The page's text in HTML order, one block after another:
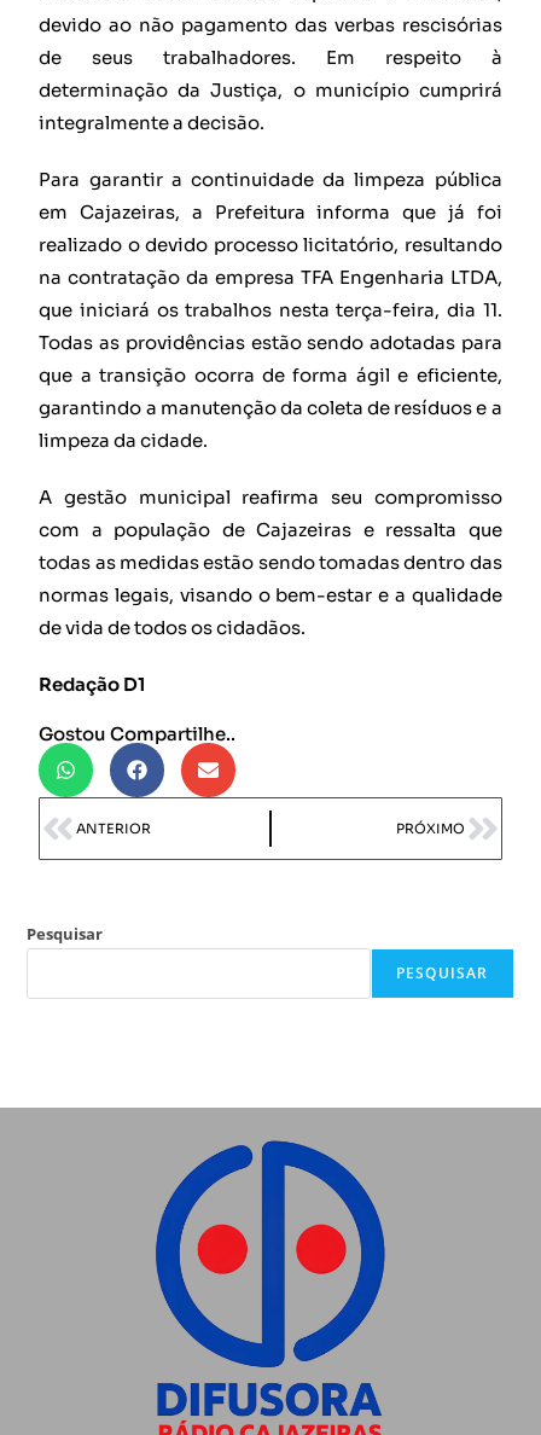
devido ao não pagamento das verbas rescisórias
de seus trabalhadores. Em respeito à
determinação da Justiça, o município cumprirá
integralmente a decisão.
Para garantir a continuidade da limpeza pública
em Cajazeiras, a Prefeitura informa que já foi
realizado o devido processo licitatório, resultando
na contratação da empresa TFA Engenharia LTDA,
que iniciará os trabalhos nesta terça-feira, dia 11.
Todas as providências estão sendo adotadas para
que a transição ocorra de forma ágil e eficiente,
garantindo a manutenção da coleta de resíduos e a
limpeza da cidade.
A gestão municipal reafirma seu compromisso
com a população de Cajazeiras e ressalta que
todas as medidas estão sendo tomadas dentro das
normas legais, visando o bem-estar e a qualidade
de vida de todos os cidadãos.
Redação D1
Gostou Compartilhe..
ANTERIOR PRÓXIMO
Pesquisar
PESQUISAR